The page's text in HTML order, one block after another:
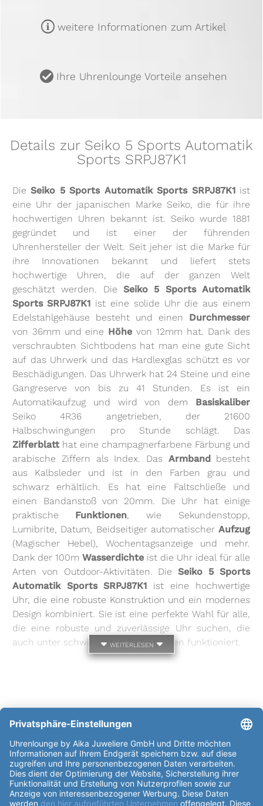
m weitere Informationen zum Artikel
u Ihre Uhrenlounge Vorteile ansehen
Details zur Seiko 5 Sports Automatik
Sports SRPJ87K1
DieSeiko 5 Sports Automatik Sports SRPJ87K1 ist
eine Uhr der japanischen Marke Seiko, die für ihre
hochwertigen Uhren bekannt ist. Seiko wurde 1881
gegründet und ist einer der führenden
Uhrenhersteller der Welt. Seit jeher ist die Marke für
ihre Innovationen bekannt und liefert stets
hochwertige Uhren, die auf der ganzen Welt
geschätzt werden. DieSeiko 5 Sports Automatik
Sports SRPJ87K1 ist eine solide Uhr die aus einem
Edelstahlgehäuse besteht und einen Durchmesser
von 36mm und eine Höhe von 12mm hat. Dank des
verschraubten Sichtbodens hat man eine gute Sicht
auf das Uhrwerk und das Hardlexglas schützt es vor
Beschädigungen. Das Uhrwerk hat 24 Steine und eine
Gangreserve von bis zu 41 Stunden. Es ist ein
Automatikaufzug und wird von dem Basiskaliber
Seiko 4R36 angetrieben, der 21600
Halbschwingungen pro Stunde schlägt. Das
Zifferblatt hat eine champagnerfarbene Färbung und
arabische Ziffern als Index. DasArmband besteht
aus Kalbsleder und ist in den Farben grau und
schwarz erhältlich. Es hat eine Faltschließe und
einen Bandanstoß von 20mm. Die Uhr hat einige
praktische Funktionen, wie Sekundenstopp,
Lumibrite, Datum, Beidseitiger automatischerAufzug
(Magischer Hebel), Wochentagsanzeige und mehr.
Dank der 100mWasserdichte ist die Uhr ideal für alle
Arten von Outdoor-Aktivitäten. DieSeiko 5 Sports
Automatik Sports SRPJ87K1 ist eine hochwertige
Uhr, die eine robuste Konstruktion und ein modernes
Design kombiniert. Sie ist eine perfekte Wahl für alle,
die eine robuste und zuverlässige Uhr suchen, die
auch unter schwierigsten Bedingungen funktioniert.
weiterlesen